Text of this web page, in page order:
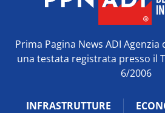
Prima Pagina News ADI
una testata registrata presso il
6/2006
INFRASTRUTTURE